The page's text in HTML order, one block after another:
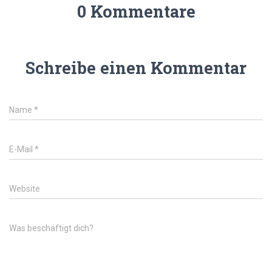
0 Kommentare
Schreibe einen Kommentar
Name *
E-Mail *
Website
Was beschäftigt dich?